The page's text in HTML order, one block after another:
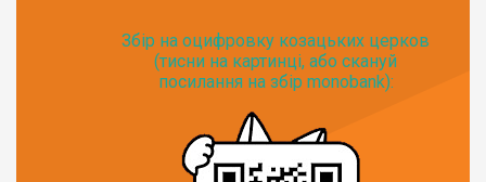
Збір на оцифровку козацьких церков
(тисни на картинці, або скануй
посилання на збір monobank):